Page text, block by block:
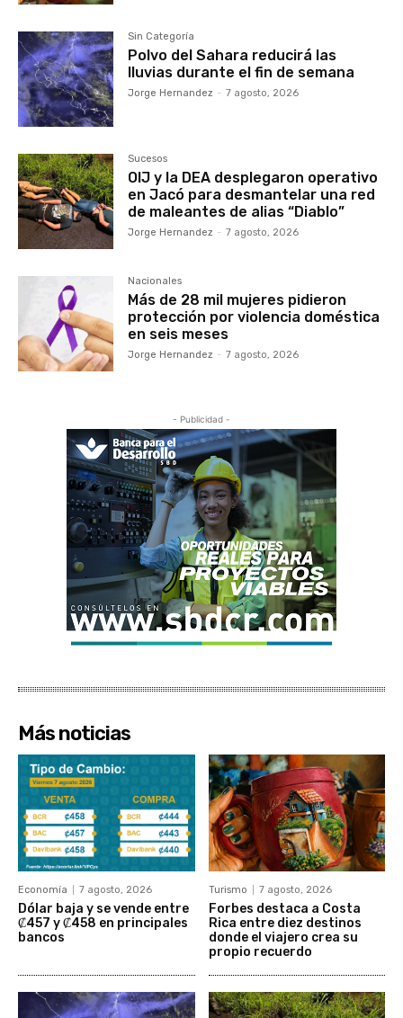
Sin Categoría
Polvo del Sahara reducirá las
lluvias durante el fin de semana
Jorge Hernandez - 7 agosto, 2026
Sucesos
OIJ y la DEA desplegaron operativo
en Jacó para desmantelar una red
de maleantes de alias “Diablo”
Jorge Hernandez - 7 agosto, 2026
Nacionales
Más de 28 mil mujeres pidieron
protección por violencia doméstica
en seis meses
Jorge Hernandez - 7 agosto, 2026
- Publicidad -
Más noticias
Economía 7 agosto, 2026
Dólar baja y se vende entre
₡457 y ₡458 en principales
bancos
Turismo 7 agosto, 2026
Forbes destaca a Costa
Rica entre diez destinos
donde el viajero crea su
propio recuerdo